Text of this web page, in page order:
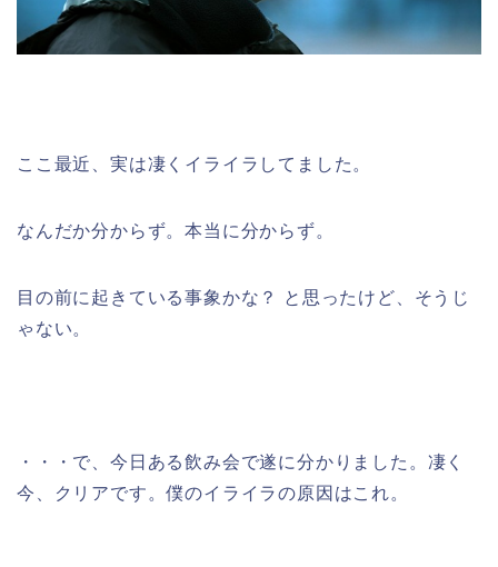
ここ最近、実は凄くイライラしてました。
なんだか分からず。本当に分からず。
目の前に起きている事象かな？ と思ったけど、そうじ
ゃない。
・・・で、今日ある飲み会で遂に分かりました。凄く
今、クリアです。僕のイライラの原因はこれ。